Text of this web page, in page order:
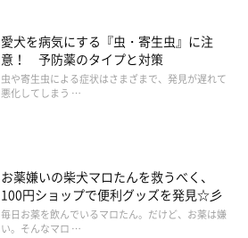
愛犬を病気にする『虫・寄生虫』に注
意！ 予防薬のタイプと対策
虫や寄生虫による症状はさまざまで、発見が遅れて
悪化してしまう …
お薬嫌いの柴犬マロたんを救うべく、
100円ショップで便利グッズを発見☆彡
毎日お薬を飲んでいるマロたん。だけど、お薬は嫌
い。そんなマロ …